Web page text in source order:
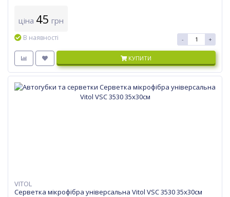
ціна 45 грн
В наявності - +
КУПИТИ
VITOL
Серветка мікрофібра універсальна Vitol VSC 3530 35х30см